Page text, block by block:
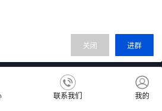
联系我们 我的
进群
关闭